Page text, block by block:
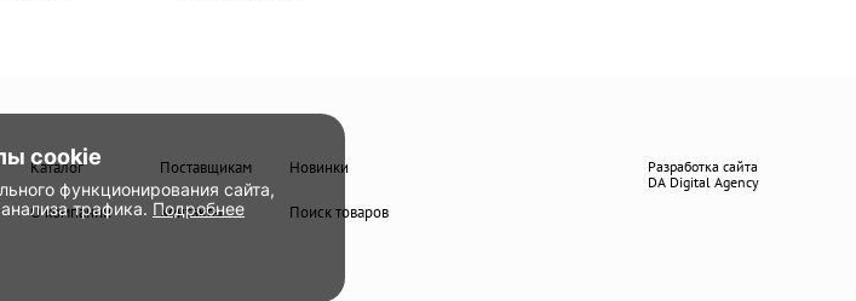
Каталог Поставщикам Новинки
О компании Контакты Поиск товаров
Разработка сайта
DA Digital Agency
cookie
функционирования сайта,
трафика. Подробнее